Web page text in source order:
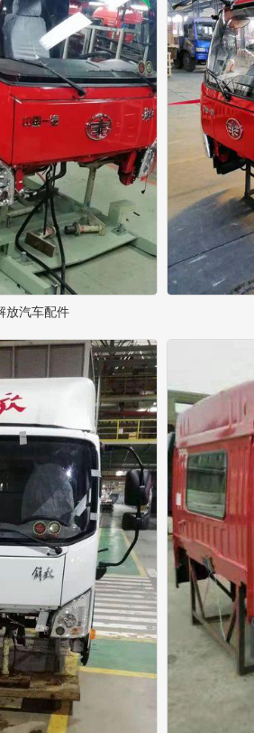
放汽车配件